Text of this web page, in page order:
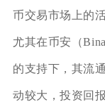
币交易市场上的
尤其在币安（
的支持下，其流
动较大，投资回